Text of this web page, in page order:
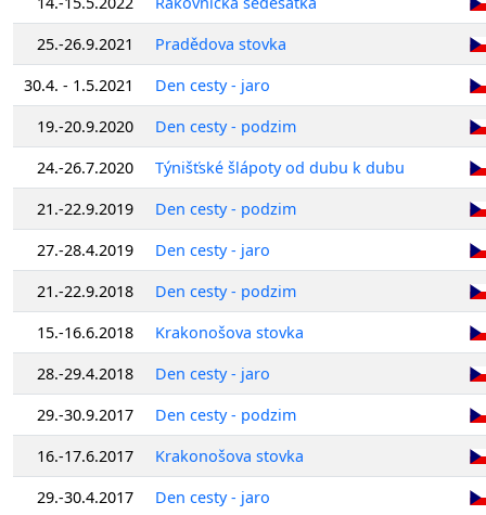
25.-26.9.2021
Pradědova stovka
30.4. - 1.5.2021
Den cesty - jaro
19.-20.9.2020
Den cesty - podzim
24.-26.7.2020
Týnišťské šlápoty od dubu k dubu
21.-22.9.2019
Den cesty - podzim
27.-28.4.2019
Den cesty - jaro
21.-22.9.2018
Den cesty - podzim
15.-16.6.2018
Krakonošova stovka
28.-29.4.2018
Den cesty - jaro
29.-30.9.2017
Den cesty - podzim
16.-17.6.2017
Krakonošova stovka
29.-30.4.2017
Den cesty - jaro